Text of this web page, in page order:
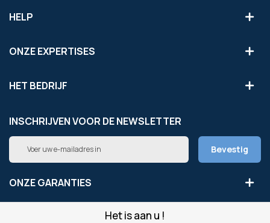
Het is aan u !
HELP
ONZE EXPERTISES
HET BEDRIJF
INSCHRIJVEN VOOR DE NEWSLETTER
Abonneer
op
onze
nieuwsbrief
Bevestig
ONZE GARANTIES